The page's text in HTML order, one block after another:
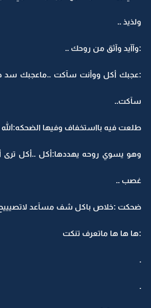
ولذيذ ..
:وآآيد وآثق من روحك ..
:عجبك أكل ووأنت سآكت ..ماعجبك سد
سآكت..
طلعت فيه بااستخفاف وفيها
وهو يسوي روحه يهددها:أكل ..أكل ترى
غصب ..
ضحكت :خلاص باكل شف مسآعد لاتصيييح
:ها ها ها ماتعرف تنكت
.
.